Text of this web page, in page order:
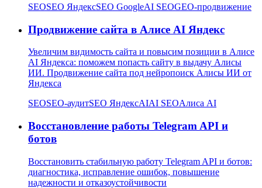
SEOSEO ЯндексSEO GoogleAI SEOGEO-продвижение
Продвижение сайта в Алисе AI Яндекс
Увеличим видимость сайта и повысим позиции в Алисе
AI Яндекса: поможем попасть сайту в выдачу Алисы
ИИ. Продвижение сайта под нейропоиск Алисы ИИ от
Яндекса
SEOSEO-аудитSEO ЯндексAIAI SEOАлиса AI
Восстановление работы Telegram API и
ботов
Восстановить стабильную работу Telegram API и ботов:
диагностика, исправление ошибок, повышение
надежности и отказоустойчивости